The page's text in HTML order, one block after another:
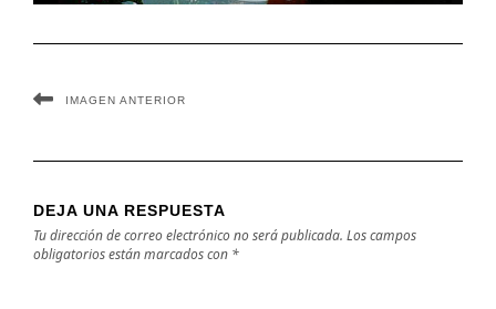
IMAGEN ANTERIOR
DEJA UNA RESPUESTA
Tu dirección de correo electrónico no será publicada. Los campos
obligatorios están marcados con *